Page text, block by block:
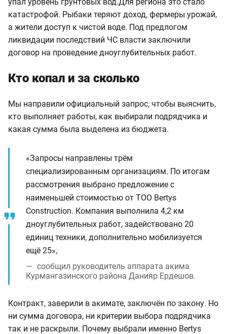
катастрофой. Рыбаки теряют доход, фермеры урожай,
а жители доступ к чистой воде. Под предлогом
ликвидации последствий ЧС власти заключили
договор на проведение дноуглубительных работ.
Кто копал и за сколько
Мы направили официальный запрос, чтобы выяснить,
кто выполняет работы, как выбирали подрядчика и
какая сумма была выделена из бюджета.
«Запросы направлены трём
специализированным организациям. По итогам
рассмотрения выбрано предложение с
наименьшей стоимостью от ТОО Bertys
Construction. Компания выполнила 4,2 км
дноуглубительных работ, задействовано 20
единиц техники, дополнительно мобилизуется
ещё 25»,
сообщил руководитель аппарата акима
Курмангазинского района Данияр Ердешов.
Контракт, заверили в акимате, заключён по закону. Но
ни сумма договора, ни критерии выбора подрядчика
так и не раскрыли. Почему выбрали именно Bertys